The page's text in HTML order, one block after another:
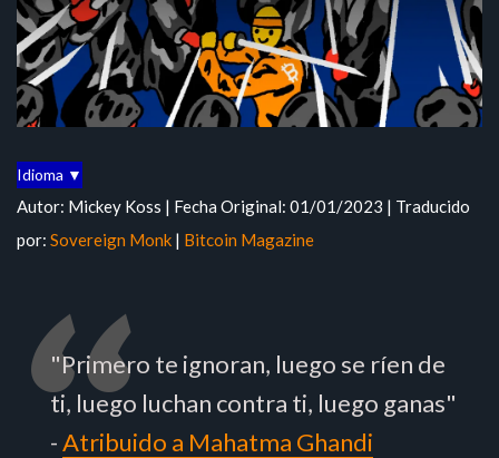
Idioma ▼
Autor: Mickey Koss | Fecha Original: 01/01/2023 | Traducido
por: Sovereign Monk | Bitcoin Magazine
"Primero te ignoran, luego se ríen de
ti, luego luchan contra ti, luego ganas"
-Atribuido a Mahatma Ghandi